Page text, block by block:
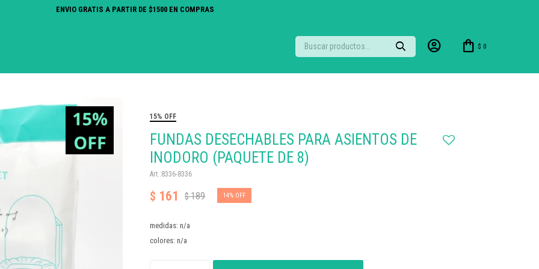
ENVIO GRATIS A PARTIR DE $1500 EN COMPRAS
$ 0
15% OFF
FUNDAS DESECHABLES PARA ASIENTOS DE
INODORO (PAQUETE DE 8)
8336-8336
$ 161 $189 14
medidas: n/a
colores: n/a